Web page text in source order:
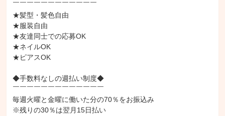
￣￣￣￣￣￣￣￣￣￣￣￣
★髪型・髪色自由
★服装自由
★友達同士での応募OK
★ネイルOK
★ピアスOK
◆手数料なしの週払い制度◆
￣￣￣￣￣￣￣￣￣￣￣￣￣
毎週火曜と金曜に働いた分の70％をお振込み
※残りの30％は翌月15日払い